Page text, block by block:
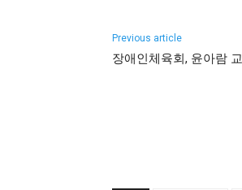
Previous article
장애인체육회, 윤아람